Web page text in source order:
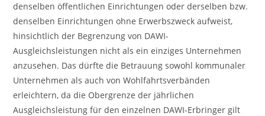
denselben öffentlichen Einrichtungen oder derselben bzw.
denselben Einrichtungen ohne Erwerbszweck aufweist,
hinsichtlich der Begrenzung von DAWI-
Ausgleichsleistungen nicht als ein einziges Unternehmen
anzusehen. Das dürfte die Betrauung sowohl kommunaler
Unternehmen als auch von Wohlfahrtsverbänden
erleichtern, da die Obergrenze der jährlichen
Ausgleichsleistung für den einzelnen DAWI-Erbringer gilt